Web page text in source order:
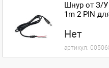
Шнур от З/У
1m 2 PIN
Нет
артикул: